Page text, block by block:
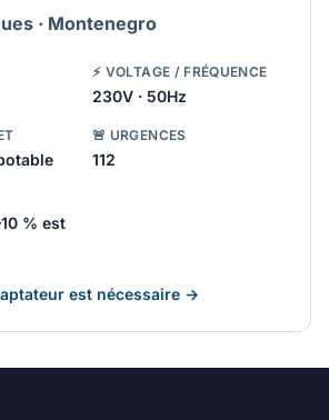
· Montenegro
⚡ VOLTAGE / FRÉQUENCE
230V · 50Hz
🚨 URGENCES
112
% est
est nécessaire →